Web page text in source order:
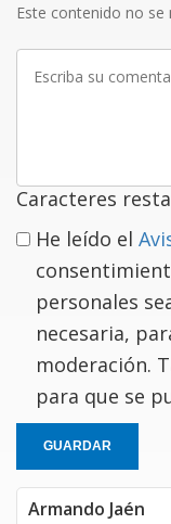
Este contenido no
Escriba
Caracteres
He leído el
personales
necesaria,
moderación.
para que se
GUARDAR
Armando Jaén